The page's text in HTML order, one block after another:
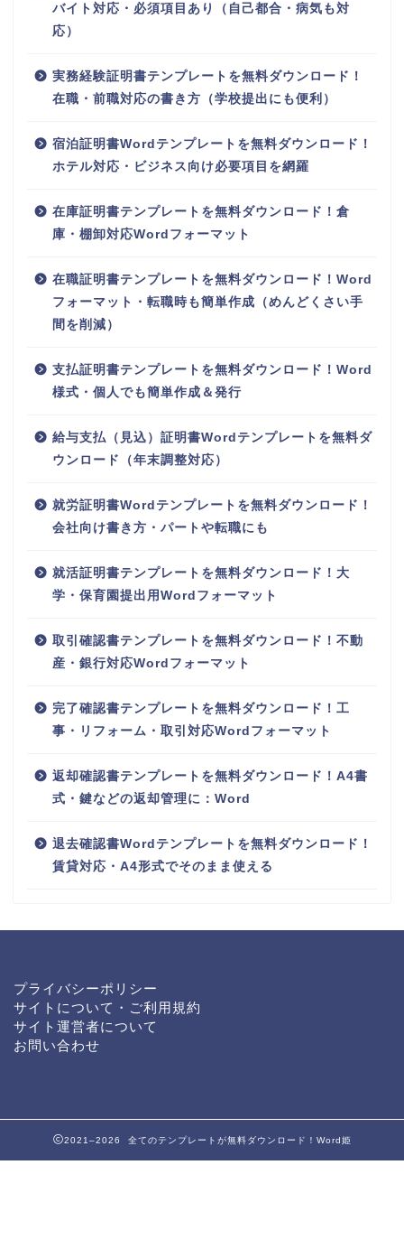
バイト対応・必須項目あり（自己都合・病気も対
応）
実務経験証明書テンプレートを無料ダウンロード！
在職・前職対応の書き方（学校提出にも便利）
宿泊証明書Wordテンプレートを無料ダウンロード！
ホテル対応・ビジネス向け必要項目を網羅
在庫証明書テンプレートを無料ダウンロード！倉
庫・棚卸対応Wordフォーマット
在職証明書テンプレートを無料ダウンロード！Word
フォーマット・転職時も簡単作成（めんどくさい手
間を削減）
支払証明書テンプレートを無料ダウンロード！Word
様式・個人でも簡単作成＆発行
給与支払（見込）証明書Wordテンプレートを無料ダ
ウンロード（年末調整対応）
就労証明書Wordテンプレートを無料ダウンロード！
会社向け書き方・パートや転職にも
就活証明書テンプレートを無料ダウンロード！大
学・保育園提出用Wordフォーマット
取引確認書テンプレートを無料ダウンロード！不動
産・銀行対応Wordフォーマット
完了確認書テンプレートを無料ダウンロード！工
事・リフォーム・取引対応Wordフォーマット
返却確認書テンプレートを無料ダウンロード！A4書
式・鍵などの返却管理に：Word
退去確認書Wordテンプレートを無料ダウンロード！
賃貸対応・A4形式でそのまま使える
プライバシーポリシー
サイトについて・ご利用規約
サイト運営者について
お問い合わせ
2021–2026 全てのテンプレートが無料ダウンロード！Word姫